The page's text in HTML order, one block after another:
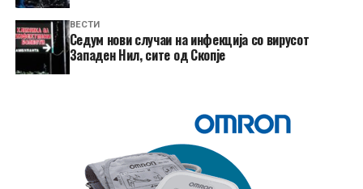
ВЕСТИ
Седум нови случаи на инфекција со вирусот
Западен Нил, сите од Скопје